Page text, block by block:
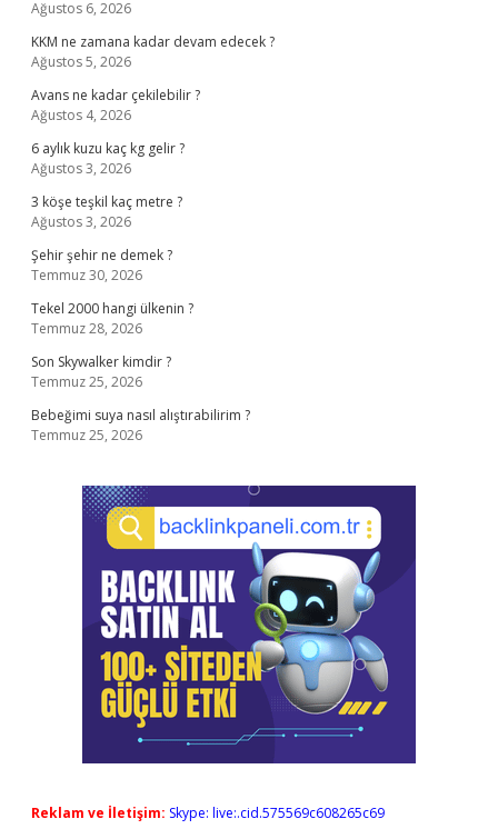
Ağustos 6, 2026
KKM ne zamana kadar devam edecek ?
Ağustos 5, 2026
Avans ne kadar çekilebilir ?
Ağustos 4, 2026
6 aylık kuzu kaç kg gelir ?
Ağustos 3, 2026
3 köşe teşkil kaç metre ?
Ağustos 3, 2026
Şehir şehir ne demek ?
Temmuz 30, 2026
Tekel 2000 hangi ülkenin ?
Temmuz 28, 2026
Son Skywalker kimdir ?
Temmuz 25, 2026
Bebeğimi suya nasıl alıştırabilirim ?
Temmuz 25, 2026
Reklam ve İletişim: Skype: live:.cid.575569c608265c69